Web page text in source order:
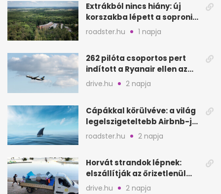
Extrákból nincs hiány: új
korszakba lépett a soproni
Fagus Hotel
roadster.hu 1 napja
262 pilóta csoportos pert
indított a Ryanair ellen az
Egyesült Királyságban
drive.hu 2 napja
Cápákkal körülvéve: a világ
legelszigeteltebb Airbnb-je
a nyílt tengeren
roadster.hu 2 napja
Horvát strandok lépnek:
elszállítják az őrizetlenül
hagyott törölközőket
drive.hu 2 napja